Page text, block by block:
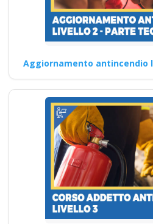
Aggiornamento antincendio